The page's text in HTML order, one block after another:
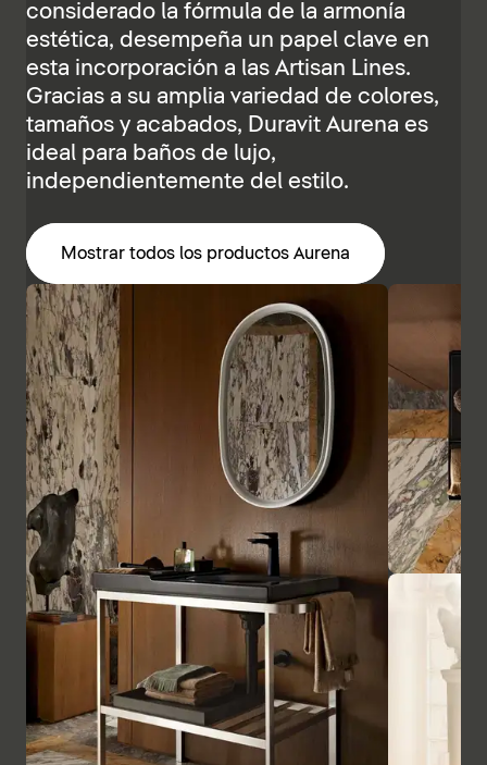
considerado la fórmula de la armonía
estética, desempeña un papel clave en
esta incorporación a las Artisan Lines.
Gracias a su amplia variedad de colores,
tamaños y acabados, Duravit Aurena es
ideal para baños de lujo,
independientemente del estilo.
Mostrar todos los productos Aurena